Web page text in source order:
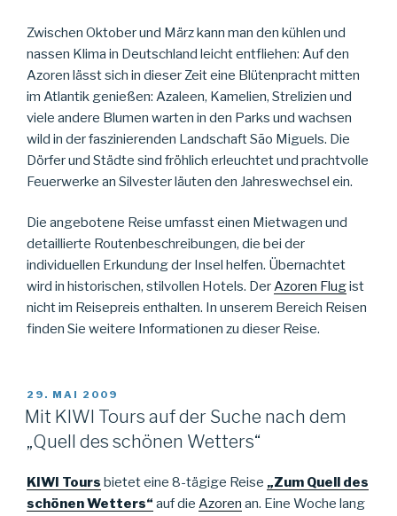
Zwischen Oktober und März kann man den kühlen und
nassen Klima in Deutschland leicht entfliehen: Auf den
Azoren lässt sich in dieser Zeit eine Blütenpracht mitten
im Atlantik genießen: Azaleen, Kamelien, Strelizien und
viele andere Blumen warten in den Parks und wachsen
wild in der faszinierenden Landschaft São Miguels. Die
Dörfer und Städte sind fröhlich erleuchtet und prachtvolle
Feuerwerke an Silvester läuten den Jahreswechsel ein.
Die angebotene Reise umfasst einen Mietwagen und
detaillierte Routenbeschreibungen, die bei der
individuellen Erkundung der Insel helfen. Übernachtet
wird in historischen, stilvollen Hotels. DerAzoren Flugist
nicht im Reisepreis enthalten. In unserem Bereich Reisen
finden Sie weitere Informationen zu dieser Reise.
VERÖFFENTLICHT
AM
29. MAI 2009
Mit KIWI Tours auf der Suche nach dem
„Quell des schönen Wetters“
KIWI Tours bietet eine 8-tägige Reise „Zum Quell des
schönen Wetters“ auf die Azoren an. Eine Woche lang